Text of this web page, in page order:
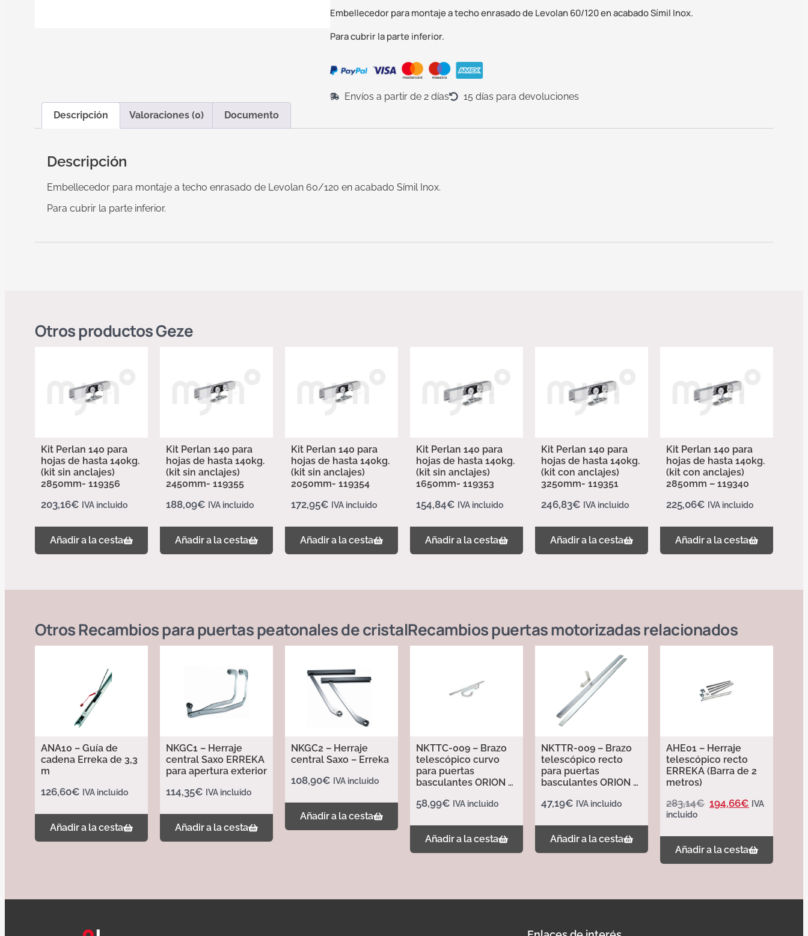
Embellecedor para montaje a techo enrasado de Levolan 60/120 en acabado Símil Inox.
Para cubrir la parte inferior.
Envíos a partir de 2 días
15 días para devoluciones
Descripción
Valoraciones (0) Documento
Descripción
Embellecedor para montaje a techo enrasado de Levolan 60/120 en acabado Símil Inox.
Para cubrir la parte inferior.
Otros productosGeze
Kit Perlan 140 para
hojas de hasta 140kg.
(kit sin anclajes)
2850mm- 119356
203,16€ IVA incluido
Añadir a la cesta
Kit Perlan 140 para
hojas de hasta 140kg.
(kit sin anclajes)
2450mm- 119355
188,09€ IVA incluido
Añadir a la cesta
Kit Perlan 140 para
hojas de hasta 140kg.
(kit sin anclajes)
2050mm- 119354
172,95€ IVA incluido
Añadir a la cesta
Kit Perlan 140 para
hojas de hasta 140kg.
(kit sin anclajes)
1650mm- 119353
154,84€ IVA incluido
Añadir a la cesta
Kit Perlan 140 para
hojas de hasta 140kg.
(kit con anclajes)
3250mm- 119351
246,83€ IVA incluido
Añadir a la cesta
Kit Perlan 140 para
hojas de hasta 140kg.
(kit con anclajes)
2850mm – 119340
225,06€ IVA incluido
Añadir a la cesta
OtrosRecambios para puertas peatonales de cristalRecambios puertas motorizadasrelacionados
ANA10 – Guía de
cadena Erreka de 3,3
m
126,60€ IVA incluido
Añadir a la cesta
NKGC1 – Herraje
central Saxo ERREKA
para apertura exterior
114,35€ IVA incluido
Añadir a la cesta
NKGC2 – Herraje
central Saxo – Erreka
108,90€ IVA incluido
Añadir a la cesta
NKTTC-009 – Brazo
telescópico curvo
para puertas
basculantes ORION –
58,99€ IVA incluido
Añadir a la cesta
NKTTR-009 – Brazo
telescópico recto
para puertas
basculantes ORION –
47,19€ IVA incluido
Añadir a la cesta
AHE01 – Herraje
telescópico recto
ERREKA (Barra de 2
metros)
283,14€ 194,66€ IVA
incluido
Añadir a la cesta